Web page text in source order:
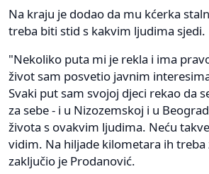
Na kraju je dodao da mu kćerka
treba biti stid s kakvim ljudima sjedi.
"Nekoliko puta mi je rekla i ima
život sam posvetio javnim
Svaki put sam svojoj djeci rekao da
za sebe - i u Nizozemskoj i u
života s ovakvim ljudima. Neću
vidim. Na hiljade kilometara ih treba
zaključio je Prodanović.